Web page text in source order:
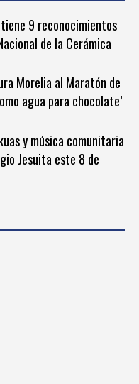
9 reconocimientos
de la Cerámica
Morelia al Maratón de
agua para chocolate’
y música comunitaria
Jesuita este 8 de